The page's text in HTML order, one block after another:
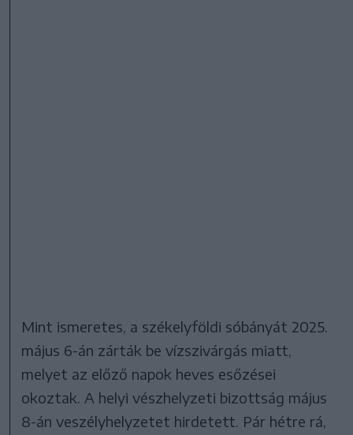
Mint ismeretes, a székelyföldi sóbányát 2025.
május 6-án zárták be vízszivárgás miatt,
melyet az előző napok heves esőzései
okoztak. A helyi vészhelyzeti bizottság május
8-án veszélyhelyzetet hirdetett. Pár hétre rá,